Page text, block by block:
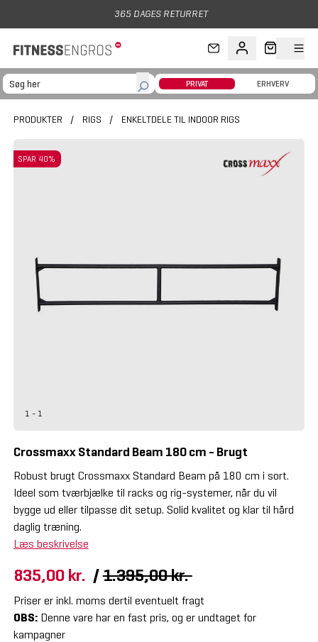
365 DAGES RETURRET
PRIVAT ERHVERV
PRODUKTER / RIGS / ENKELTDELE TIL INDOOR RIGS
SPAR 40%
1 - 1
Crossmaxx Standard Beam 180 cm - Brugt
Robust brugt Crossmaxx Standard Beam på 180 cm i sort.
Ideel som tværbjælke til racks og rig-systemer, når du vil
bygge ud eller tilpasse dit setup. Solid kvalitet og klar til hård
daglig træning.
Læs beskrivelse
835,00 kr. /1.395,00 kr.
Priser er inkl. moms dertil eventuelt fragt
OBS:Denne vare har en fast pris, og er undtaget for
kampagner